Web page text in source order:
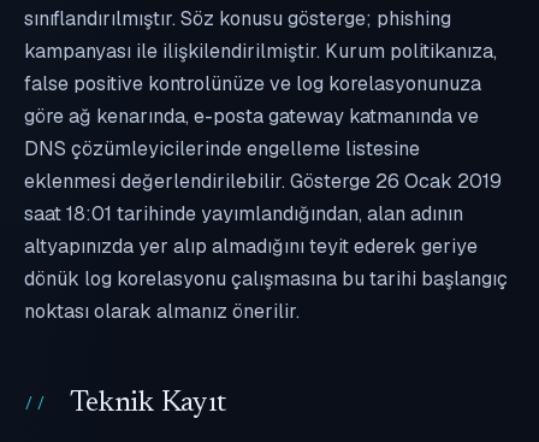
sınıflandırılmıştır. Söz konusu gösterge; phishing
kampanyası ile ilişkilendirilmiştir. Kurum politikanıza,
false positive kontrolünüze ve log korelasyonunuza
göre ağ kenarında, e-posta gateway katmanında ve
DNS çözümleyicilerinde engelleme listesine
eklenmesi değerlendirilebilir. Gösterge 26 Ocak 2019
saat 18:01 tarihinde yayımlandığından, alan adının
altyapınızda yer alıp almadığını teyit ederek geriye
dönük log korelasyonu çalışmasına bu tarihi başlangıç
noktası olarak almanız önerilir.
Teknik Kayıt